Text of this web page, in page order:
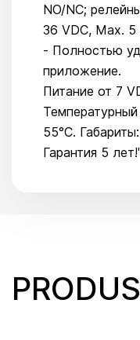
NO/NC;
36 VDC, Max. 5
- Полностью
приложение.
Питание от 7
55°C.
Гарантия 5